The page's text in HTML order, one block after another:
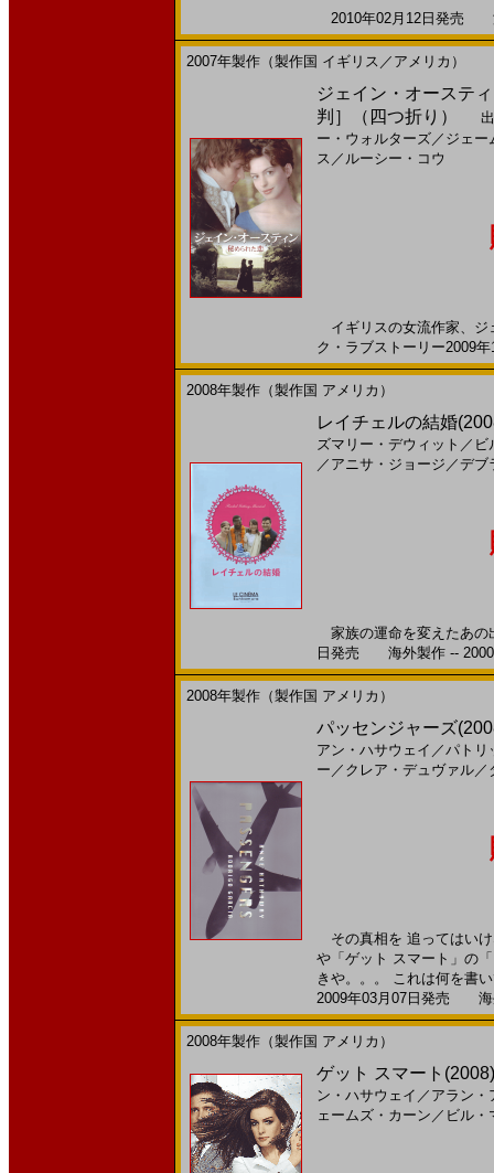
2010年02月12日発売
2007年製作（製作国 イギリス／アメリカ）
ジェイン・オーステ
判］（四つ折り）
出
ー・ウォルターズ／ ジェー
ス ／ ルーシー・コウ
イギリスの女流作家、ジ
ク・ラブストーリー2009
2008年製作（製作国 アメリカ）
レイチェルの結婚
ズマリー・デウィット ／ ビ
／ アニサ・ジョージ ／デブ
家族の運命を変えたあの
日発売 海外製作 -- 2000
2008年製作（製作国 アメリカ）
パッセンジャーズ
アン・ハサウェイ ／パトリ
ー ／ クレア・デュヴァル／
その真相を 追ってはい
や「ゲット スマート」の
きや。。。 これは何を書
2009年03月07日発売 海
2008年製作（製作国 アメリカ）
ゲット スマート
ン・ハサウェイ ／ アラン・
ェームズ・カーン ／ ビル・